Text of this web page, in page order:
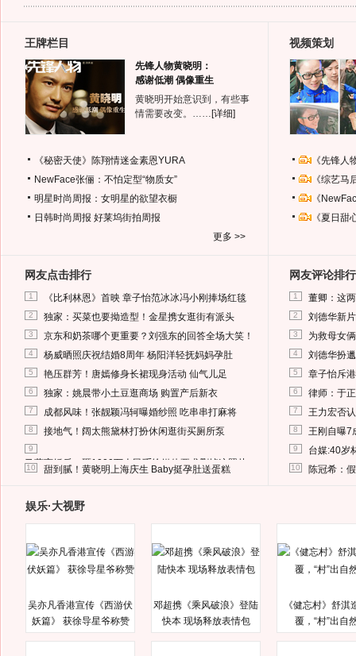
王牌栏目
先锋人物黄晓明：
感谢低潮 偶像重生
黄晓明开始意识到，有些事
情需要改变。…… [详细]
《秘密天使》陈翔情迷金素恩YURA
NewFace张俪：不怕定型“物质女”
明星时尚周报：女明星的欲望衣橱
日韩时尚周报 好莱坞街拍周报
更多 >>
视频策划
《先锋
《综艺
《
《夏日
网友点击排行
1 《比利林恩》首映 章子怡范冰冰冯小刚捧场红毯
2 独家：买菜也要拗造型！金星携女逛街有派头
3 京东和奶茶哪个更重要？刘强东的回答全场大笑！
4 杨威晒照庆祝结婚8周年 杨阳洋轻抚妈妈孕肚
5 艳压群芳！唐嫣修身长裙现身活动 仙气儿足
6 独家：姚晨带小土豆逛商场 购置产后新衣
7 成都风味！张靓颖冯轲曝婚纱照 吃串串打麻将
8 接地气！阔太熊黛林打扮休闲逛街买厕所泵
9
马蓉离婚后，砸1000万人民币给媒体要求删掉这照片
10 甜到腻！黄晓明上海庆生 Baby挺孕肚送蛋糕
网友评论排行
1 董卿：这
2 刘德华新
3 为救母女
4 刘德华扮
5 章子怡斥
6 律师：于
7 王力宏否
8 王刚自曝7
9 台媒:40岁
10 陈冠希：
娱乐·大视野
吴亦凡香港宣传《西游伏
妖篇》 获徐导星爷称赞
邓超携《乘风破浪》登陆
快本 现场释放表情包
《健忘村》舒淇
覆，“村”出自